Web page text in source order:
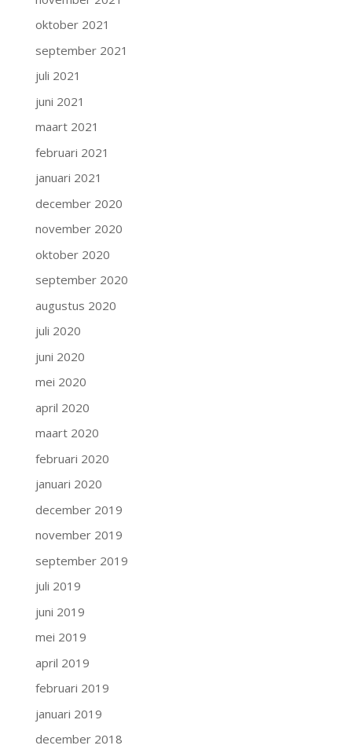
oktober 2021
september 2021
juli 2021
juni 2021
maart 2021
februari 2021
januari 2021
december 2020
november 2020
oktober 2020
september 2020
augustus 2020
juli 2020
juni 2020
mei 2020
april 2020
maart 2020
februari 2020
januari 2020
december 2019
november 2019
september 2019
juli 2019
juni 2019
mei 2019
april 2019
februari 2019
januari 2019
december 2018